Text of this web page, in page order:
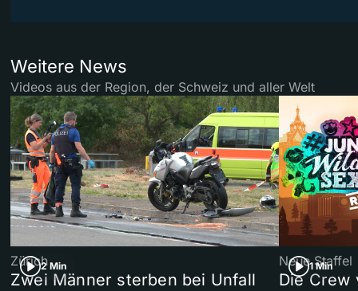
Weitere News
Videos aus der Region, der Schweiz und aller Welt
2 Min
Zürich
Zwei Männer sterben bei Unfall
1 Min
Neue Staffel
Die Crew